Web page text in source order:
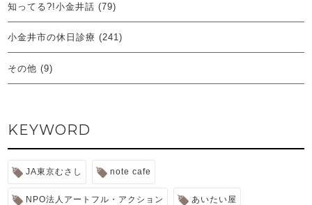
知ってる?!小金井話 (79)
小金井市の休日診療 (241)
その他 (9)
KEYWORD
JA東京むさし note cafe
NPO法人アートフル・アクション あいたい屋